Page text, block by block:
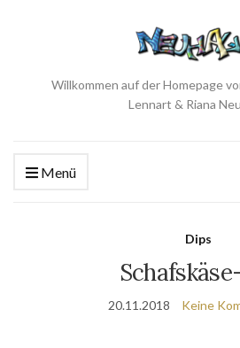
Willkommen auf der Homepage
Lennart & Riana
Menü
Dips
20.11.2018 Keine